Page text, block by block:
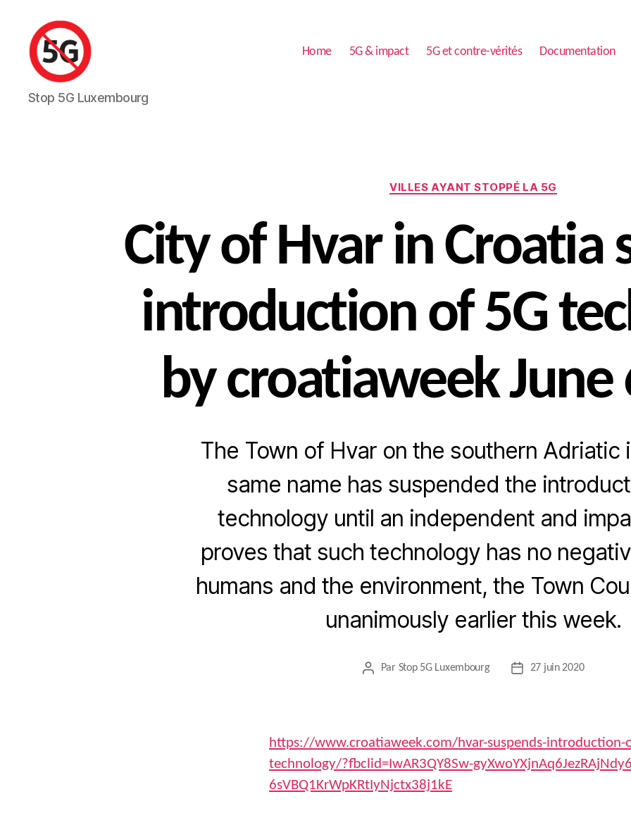
Stop
5G
Stop 5G Luxembourg
Home 5G & impact 5G et contre-vérités Documentation
Catégories
VILLES AYANT STOPPÉ LA 5G
City of Hvar in Croatia
introduction of 5G
by croatiaweek June
The Town of Hvar on the southern Adriatic
same name has suspended the
technology until an independent and
proves that such technology has no
humans and the environment, the Town
unanimously earlier this week.
Auteur
Par Stop 5G Luxembourg
Date27 juin 2020
https://www.croatiaweek.com/hvar-suspends-introduction-
technology/?fbclid=IwAR3QY8Sw-
6sVBQ1KrWpKRtIyNjctx38j1kE